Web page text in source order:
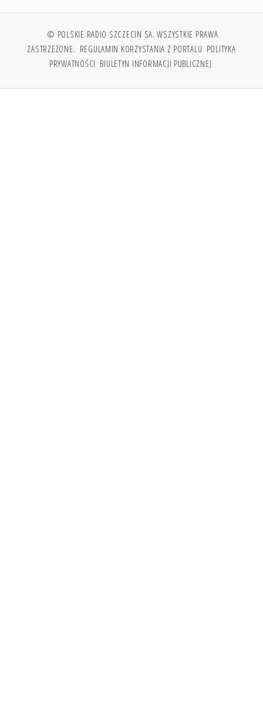
© POLSKIE RADIO SZCZECIN SA. WSZYSTKIE PRAWA
ZASTRZEŻONE. REGULAMIN KORZYSTANIA Z PORTALU POLITYKA
PRYWATNOŚCI BIULETYN INFORMACJI PUBLICZNEJ